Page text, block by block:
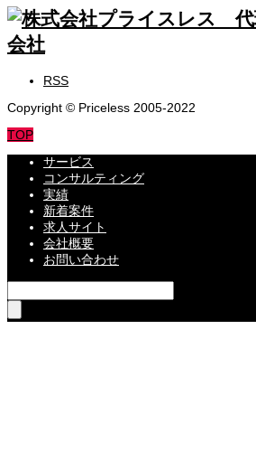
RSS
Copyright © Priceless 2005-2022
TOP
サービス
コンサルティング
実績
新着案件
求人サイト
会社概要
お問い合わせ